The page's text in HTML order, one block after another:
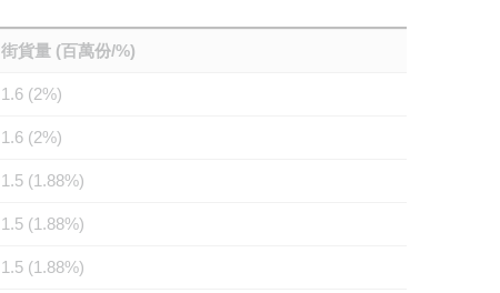
街貨量 (百萬份/%)
1.6 (2%)
1.6 (2%)
1.5 (1.88%)
1.5 (1.88%)
1.5 (1.88%)